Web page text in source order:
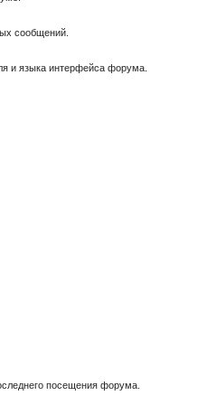
сообщений.
и языка интерфейса форума.
посещения форума.